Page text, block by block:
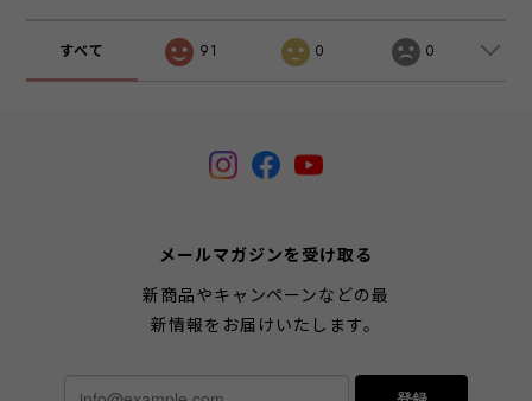
すべて 91 0 0
メールマガジンを受け取る
新商品やキャンペーンなどの最
新情報をお届けいたします。